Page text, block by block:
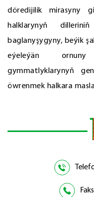
döredijilik mirasyny
halklarynyň
baglanyşygyny, beýik
eýeleýän
gymmatlyklarynyň
öwrenmek halkara